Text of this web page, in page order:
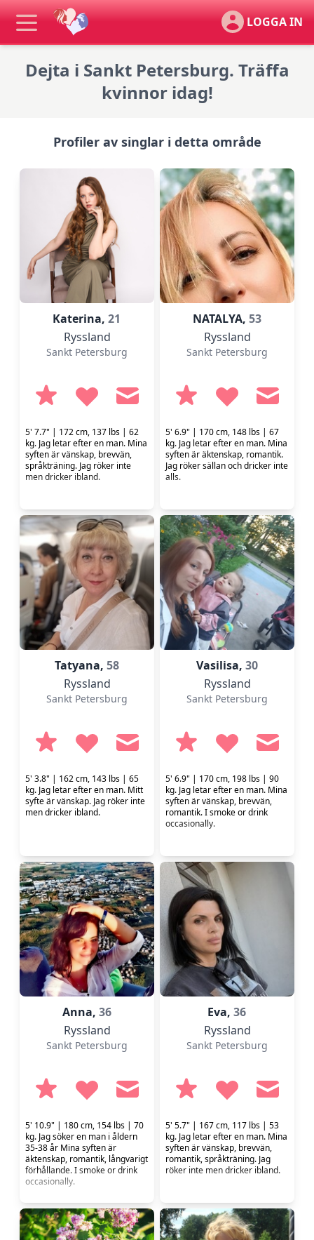
LOGGA IN
Dejta i Sankt Petersburg. Träffa
kvinnor idag!
Profiler av singlar i detta område
Katerina,21
Ryssland
Sankt Petersburg
5' 7.7" | 172 cm, 137 lbs | 62
kg. Jag letar efter en man. Mina
syften är vänskap, brevvän,
språkträning. Jag röker inte
men dricker ibland.
NATALYA, 53
Ryssland
Sankt Petersburg
5' 6.9" | 170 cm, 148 lbs | 67
kg. Jag letar efter en man. Mina
syften är äktenskap, romantik.
Jag röker sällan och dricker inte
alls.
Tatyana, 58
Ryssland
Sankt Petersburg
5' 3.8" | 162 cm, 143 lbs | 65
kg. Jag letar efter en man. Mitt
syfte är vänskap. Jag röker inte
men dricker ibland.
Vasilisa, 30
Ryssland
Sankt Petersburg
5' 6.9" | 170 cm, 198 lbs | 90
kg. Jag letar efter en man. Mina
syften är vänskap, brevvän,
romantik. I smoke or drink
occasionally.
Anna, 36
Ryssland
Sankt Petersburg
5' 10.9" | 180 cm, 154 lbs | 70
kg. Jag söker en man i åldern
35-38 år Mina syften är
äktenskap, romantik, långvarigt
förhållande. I smoke or drink
occasionally.
Eva,36
Ryssland
Sankt Petersburg
5' 5.7" | 167 cm, 117 lbs | 53
kg. Jag letar efter en man. Mina
syften är vänskap, brevvän,
romantik, språkträning. Jag
röker inte men dricker ibland.